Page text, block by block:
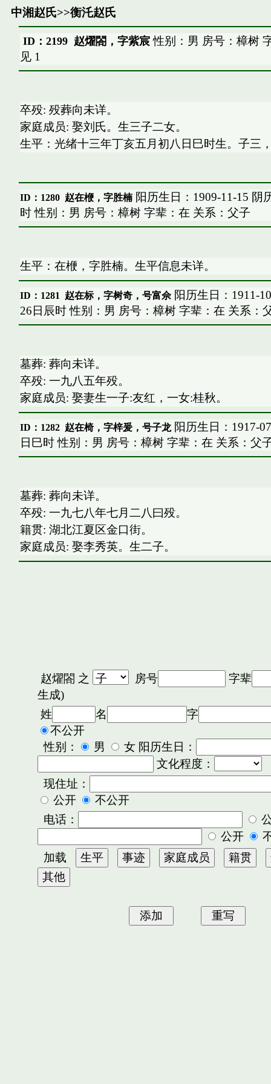
中湘赵氏>>衡汑赵氏
ID：2199 赵燿閤，字紫宸性别：男 房号：樟树
见 1
卒殁: 殁葬向未详。
家庭成员: 娶刘氏。生三子二女。
生平：光绪十三年丁亥五月初八日巳时生。子三
ID：1280 赵在楩，字胜楠阳历生日：1909-11-15 阴
时 性别：男 房号：樟树 字辈：在 关系：父子
生平：在楩，字胜楠。生平信息未详。
ID：1281 赵在标，字树奇，号富佘阳历生日：1911-
26日辰时 性别：男 房号：樟树 字辈：在 关系：
墓葬: 葬向未详。
卒殁: 一九八五年殁。
家庭成员: 娶妻生一子:友红，一女:桂秋。
ID：1282 赵在椅，字梓爰，号子龙阳历生日：1917-
日巳时 性别：男 房号：樟树 字辈：在 关系：父
墓葬: 葬向未详。
卒殁: 一九七八年七月二八曰殁。
籍贯: 湖北江夏区金口街。
家庭成员: 娶李秀英。生二子。
赵燿閤 之 房号
字辈
生成)
姓
名
字
不公开
性别：
男
女 阳历生日：
文化程度：
现住址：
公开
不公开
电话：
公开
加载